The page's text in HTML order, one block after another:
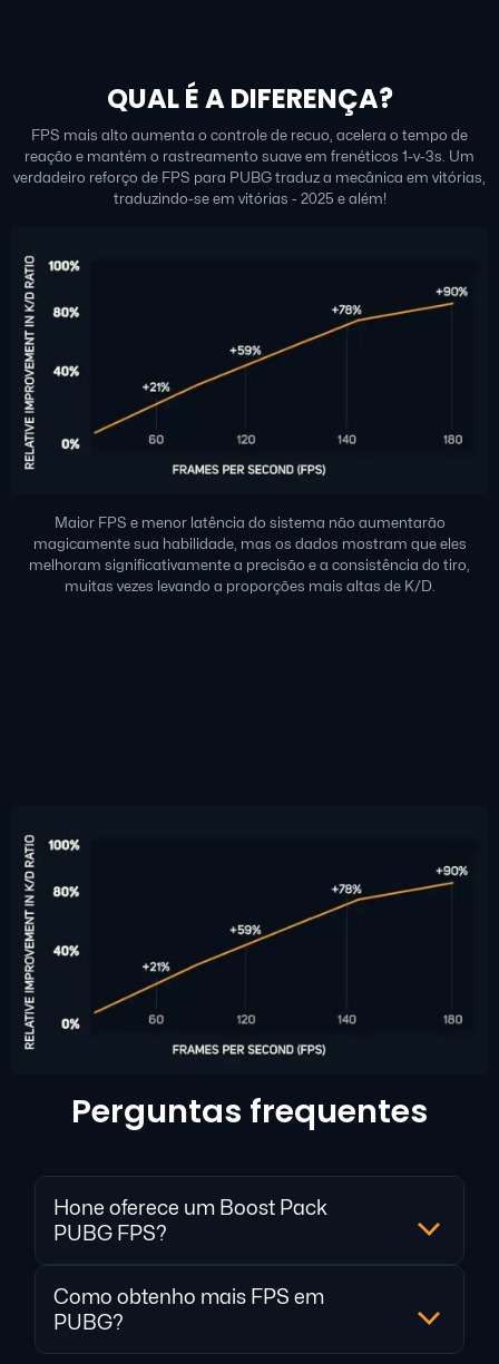
QUAL É A DIFERENÇA?
FPS mais alto aumenta o controle de recuo, acelera o tempo de
reação e mantém o rastreamento suave em frenéticos 1-v-3s. Um
verdadeiro reforço de FPS para PUBG traduz a mecânica em vitórias,
traduzindo-se em vitórias - 2025 e além!
Maior FPS e menor latência do sistema não aumentarão
magicamente sua habilidade, mas os dados mostram que eles
melhoram significativamente a precisão e a consistência do tiro,
muitas vezes levando a proporções mais altas de K/D.
Perguntas frequentes
Hone oferece um Boost Pack
PUBG FPS?
Como obtenho mais FPS em
PUBG?